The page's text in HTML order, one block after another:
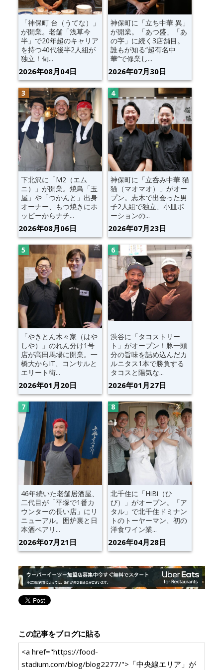
「神保町 台（うてな）」
が開業。老舗「浅草今
半」で20年超のキャリア
を持つ40代後半2人組が
独立！旬...
2026年08月04日
神保町に「立ち中華 異」
が開業。「あつ盛」「あ
の字」に続く3店舗目。
誰もが知る“超有名中
華”で修業し...
2026年07月30日
下北沢に「M2（エム
ニ）」が開業。焼鳥「玉
屋」や「つかんと」出身
オーナー、もつ焼きにホ
ッピーからナチ...
2026年08月06日
神保町に「立呑み中華 猫
猫（マオマオ）」がオー
プン。志木で出会った男
子2人組で独立、小皿ポ
ーションの...
2026年07月23日
「やきとん木々家（はや
しや）」のれん分け1号
店が高田馬場に開業。一
橋大からIT、コンサルと
エリート街...
2026年01月20日
渋谷に「タコストリー
ト」がオープン！豚一頭
分の旨味を詰め込んだカ
ルニタス1本で勝負する
タコスと陽気な...
2026年01月27日
46年続いた老舗居酒屋、
二代目が「平塚で1番カ
ウンターの長い店」にリ
ニューアル。囲炉裏と日
本酒ペアリ...
2026年07月21日
北千住に「HiBi（ひ
び）」がオープン。「ア
タル」で北千住ドミナン
トのトーヤーマン、初の
洋食ワイン業...
2026年04月28日
この記事をブログに貼る
<a href="https://food-
stadium.com/blog/blog2277/">「中央線エリア」が